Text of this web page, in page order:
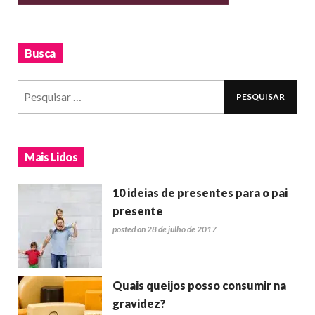
Busca
Mais Lidos
10 ideias de presentes para o pai
presente
posted on 28 de julho de 2017
Quais queijos posso consumir na
gravidez?